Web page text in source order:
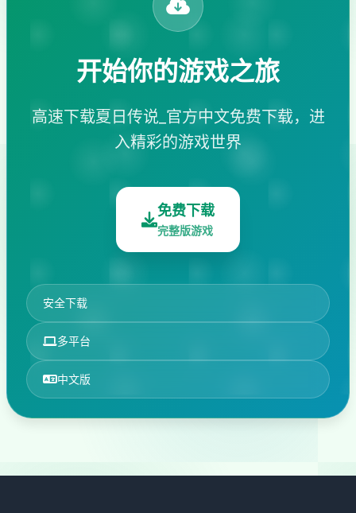
开始你的游戏之旅
高速下载夏日传说_官方中文免费下载，进
入精彩的游戏世界
免费下载
完整版游戏
安全下载
多平台
中文版